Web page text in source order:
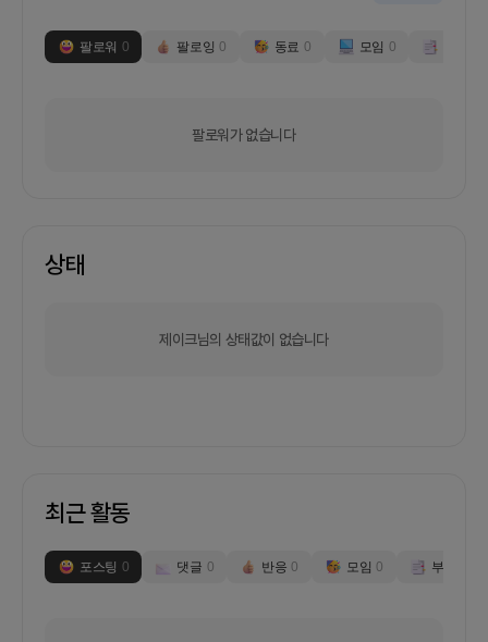
팔로워 0 팔로잉 0 동료 0 모임 0
팔로워가 없습니다
상태
제이크님의 상태값이 없습니다
최근 활동
포스팅 0 댓글 0 반응 0 모임 0 부스